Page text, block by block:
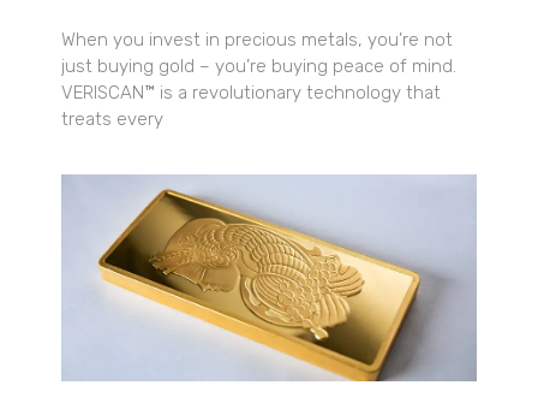
When you invest in precious metals, you’re not
just buying gold – you’re buying peace of mind.
VERISCAN™ is a revolutionary technology that
treats every